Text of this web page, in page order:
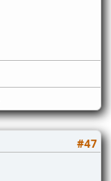
#47